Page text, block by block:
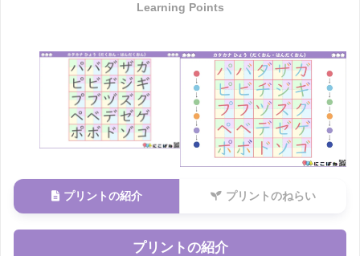
Learning Points
プリントの紹介 プリントのねらい
プリントの紹介